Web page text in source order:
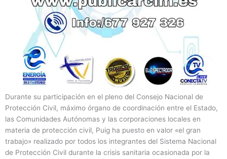
Durante su participación en el pleno del Consejo Nacional de
Protección Civil, máximo órgano de coordinación entre el Estado,
las Comunidades Autónomas y las corporaciones locales en
materia de protección civil, Puig ha puesto en valor «el gran
trabajo» realizado por todos los integrantes del Sistema Nacional
de Protección Civil durante la crisis sanitaria ocasionada por la